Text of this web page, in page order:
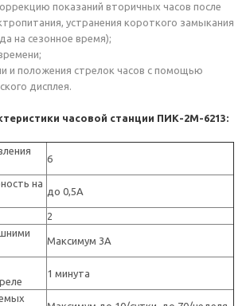
показаний вторичных часов после
устранения короткого замыкания
на сезонное время);
и положения стрелок часов с помощью
дисплея.
часовой станции ПИК-2М-6213:
6
на
до 0,5А
2
Максимум 3А
1 минута